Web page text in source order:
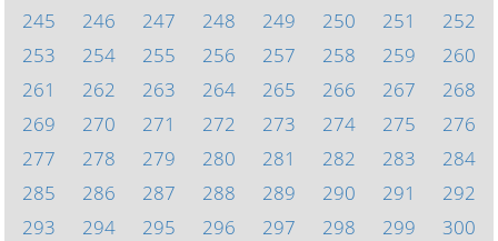
245
246 247 248 249 250 251
252
253
254 255 256 257 258 259
260
261
262 263 264 265 266 267
268
269
270 271 272 273 274 275
276
277
278 279 280 281 282 283
284
285
286 287 288 289 290 291
292
293
294 295 296 297 298 299
300